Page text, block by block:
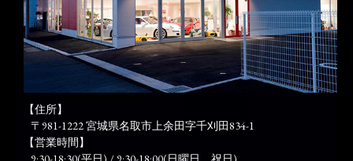
【住所】
〒981-1222 宮城県名取市上余田字千刈田834-1
【営業時間】